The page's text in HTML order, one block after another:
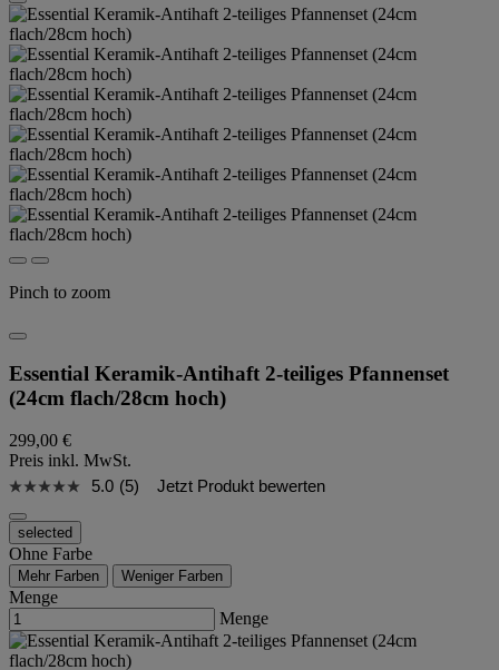
Pinch to zoom
Essential Keramik-Antihaft 2-teiliges Pfannenset
(24cm flach/28cm hoch)
299,00 €
Preis inkl. MwSt.
5.0 (5) Jetzt Produkt bewerten
selected
Ohne Farbe
Mehr Farben Weniger Farben
Menge
Menge